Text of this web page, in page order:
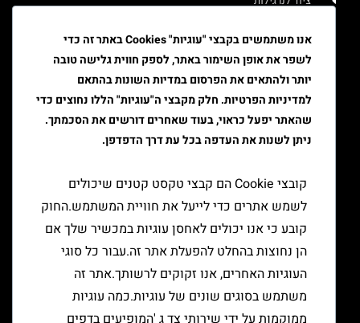
טבק
ציוד למעשן
יצירת קשר
אנו משתמשים בקבצי "עוגיות" Cookies באתר זה כדי
לשפר את אופן השימור באתר, לספק חווית גלישה טובה
יותר ולהתאים את הפרסום במדיות השונות בהתאם
למדיניות הפרטיות. חלק מקבצי ה"עוגיות" הללו נחוצים כדי
שהאתר יפעל כראוי, בעוד שאחרים דורשים את הסכמתך.
ניתן לשנות את העדפה בכל עת דרך הדפדפן.
קובצי Cookie הם קבצי טקסט קטנים שיכולים
לשמש אתרים כדי לייעל את חוויית המשתמש.החוק
קובע כי אנו יכולים לאחסן עוגיות במכשיר שלך אם
הן נחוצות בהחלט להפעלת אתר זה.עבור כל סוגי
העוגיות האחרים, אנו זקוקים לרשותך.אתר זה
משתמש בסוגים שונים של עוגיות.כמה עוגיות
ממוקמות על ידי שירותי צד ג 'המופיעים בדפים